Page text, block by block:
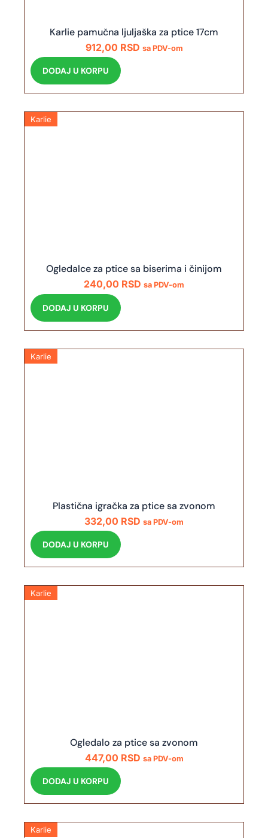
Karlie pamučna ljuljaška za ptice 17cm
912,00 RSD sa PDV-om
DODAJ U KORPU
Karlie
Ogledalce za ptice sa biserima i činijom
240,00 RSD sa PDV-om
DODAJ U KORPU
Karlie
Plastična igračka za ptice sa zvonom
332,00 RSD sa PDV-om
DODAJ U KORPU
Karlie
Ogledalo za ptice sa zvonom
447,00 RSD sa PDV-om
DODAJ U KORPU
Karlie